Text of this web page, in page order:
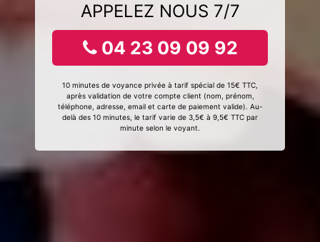
APPELEZ NOUS 7/7
04 23 09 09 92
10 minutes de voyance privée à tarif spécial de 15€ TTC,
après validation de votre compte client (nom, prénom,
téléphone, adresse, email et carte de paiement valide). Au-
delà des 10 minutes, le tarif varie de 3,5€ à 9,5€ TTC par
minute selon le voyant.